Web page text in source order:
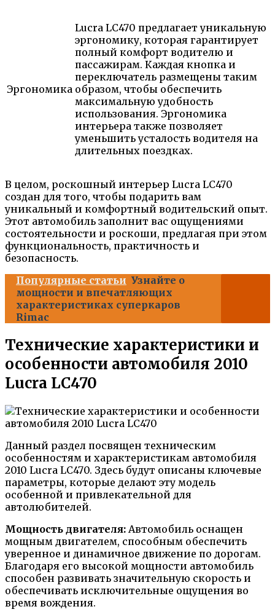
Эргономика
Lucra LC470 предлагает уникальную
эргономику, которая гарантирует
полный комфорт водителю и
пассажирам. Каждая кнопка и
переключатель размещены таким
образом, чтобы обеспечить
максимальную удобность
использования. Эргономика
интерьера также позволяет
уменьшить усталость водителя на
длительных поездках.
В целом, роскошный интерьер Lucra LC470
создан для того, чтобы подарить вам
уникальный и комфортный водительский опыт.
Этот автомобиль заполнит вас ощущениями
состоятельности и роскоши, предлагая при этом
функциональность, практичность и
безопасность.
Популярные статьи Узнайте о
мощности и впечатляющих
характеристиках суперкаров
Rimac
Технические характеристики и
особенности автомобиля 2010
Lucra LC470
Данный раздел посвящен техническим
особенностям и характеристикам автомобиля
2010 Lucra LC470. Здесь будут описаны ключевые
параметры, которые делают эту модель
особенной и привлекательной для
автолюбителей.
Мощность двигателя: Автомобиль оснащен
мощным двигателем, способным обеспечить
уверенное и динамичное движение по дорогам.
Благодаря его высокой мощности автомобиль
способен развивать значительную скорость и
обеспечивать исключительные ощущения во
время вождения.